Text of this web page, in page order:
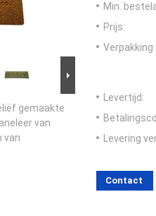
gemaakte
van
van
Min.
Prijs:
Verpakking
Levertijd:
Levering
Contact